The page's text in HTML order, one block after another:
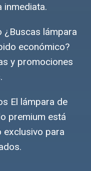
inmediata.
¿Buscas lámpara
económico?
y promociones
El lámpara de
premium está
exclusivo para